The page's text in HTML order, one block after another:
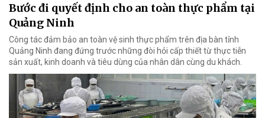
Bước đi quyết định cho an toàn thực phẩm tại
Quảng Ninh
Công tác đảm bảo an toàn vệ sinh thực phẩm trên địa bàn tỉnh
Quảng Ninh đang đứng trước những đòi hỏi cấp thiết từ thực tiễn
sản xuất, kinh doanh và tiêu dùng của nhân dân cùng du khách.